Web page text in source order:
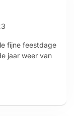
fijne feestdage
jaar weer van